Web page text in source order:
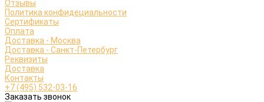
Отзывы
Политика конфидециальности
Сертификаты
Оплата
Доставка - Москва
Доставка - Санкт-Петербург
Реквизиты
Доставка
Контакты
+7 (495) 532-03-16
Заказать звонок